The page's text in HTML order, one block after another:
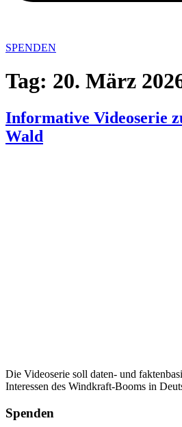
SPENDEN
Tag: 20. März
Informative Videoserie
Wald
Die Videoserie soll daten- und
Interessen des Windkraft-Booms in
Spenden